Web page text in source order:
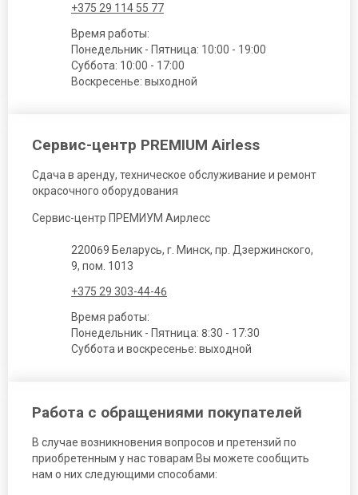
+375 29 114 55 77
Время работы:
Понедельник - Пятница: 10:00 - 19:00
Суббота: 10:00 - 17:00
Воскресенье: выходной
Сервис-центр PREMIUM Airless
Сдача в аренду, техническое обслуживание и ремонт
окрасочного оборудования
Сервис-центр ПРЕМИУМ Аирлесс
220069 Беларусь, г. Минск, пр. Дзержинского,
9, пом. 1013
+375 29 303-44-46
Время работы:
Понедельник - Пятница: 8:30 - 17:30
Суббота и воскресенье: выходной
Работа с обращениями покупателей
В случае возникновения вопросов и претензий по
приобретенным у нас товарам Вы можете сообщить
нам о них следующими способами: